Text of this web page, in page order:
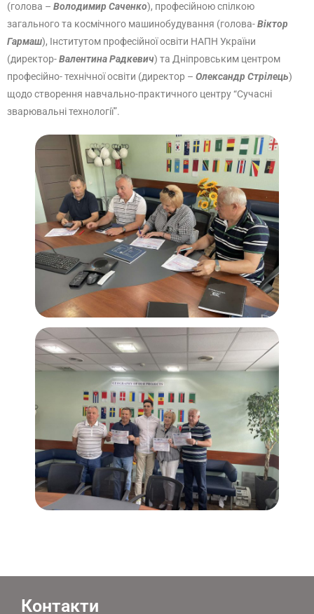
(голова – Володимир Саченко), професійною спілкою
загального та космічного машинобудування (голова-Віктор
Гармаш), Інститутом професійної освіти НАПН України
(директор-Валентина Радкевич) та Дніпровським центром
професійно- технічної освіти (директор – Олександр Стрілець)
щодо створення навчально-практичного центру “Сучасні
зварювальні технології”.
Контакти